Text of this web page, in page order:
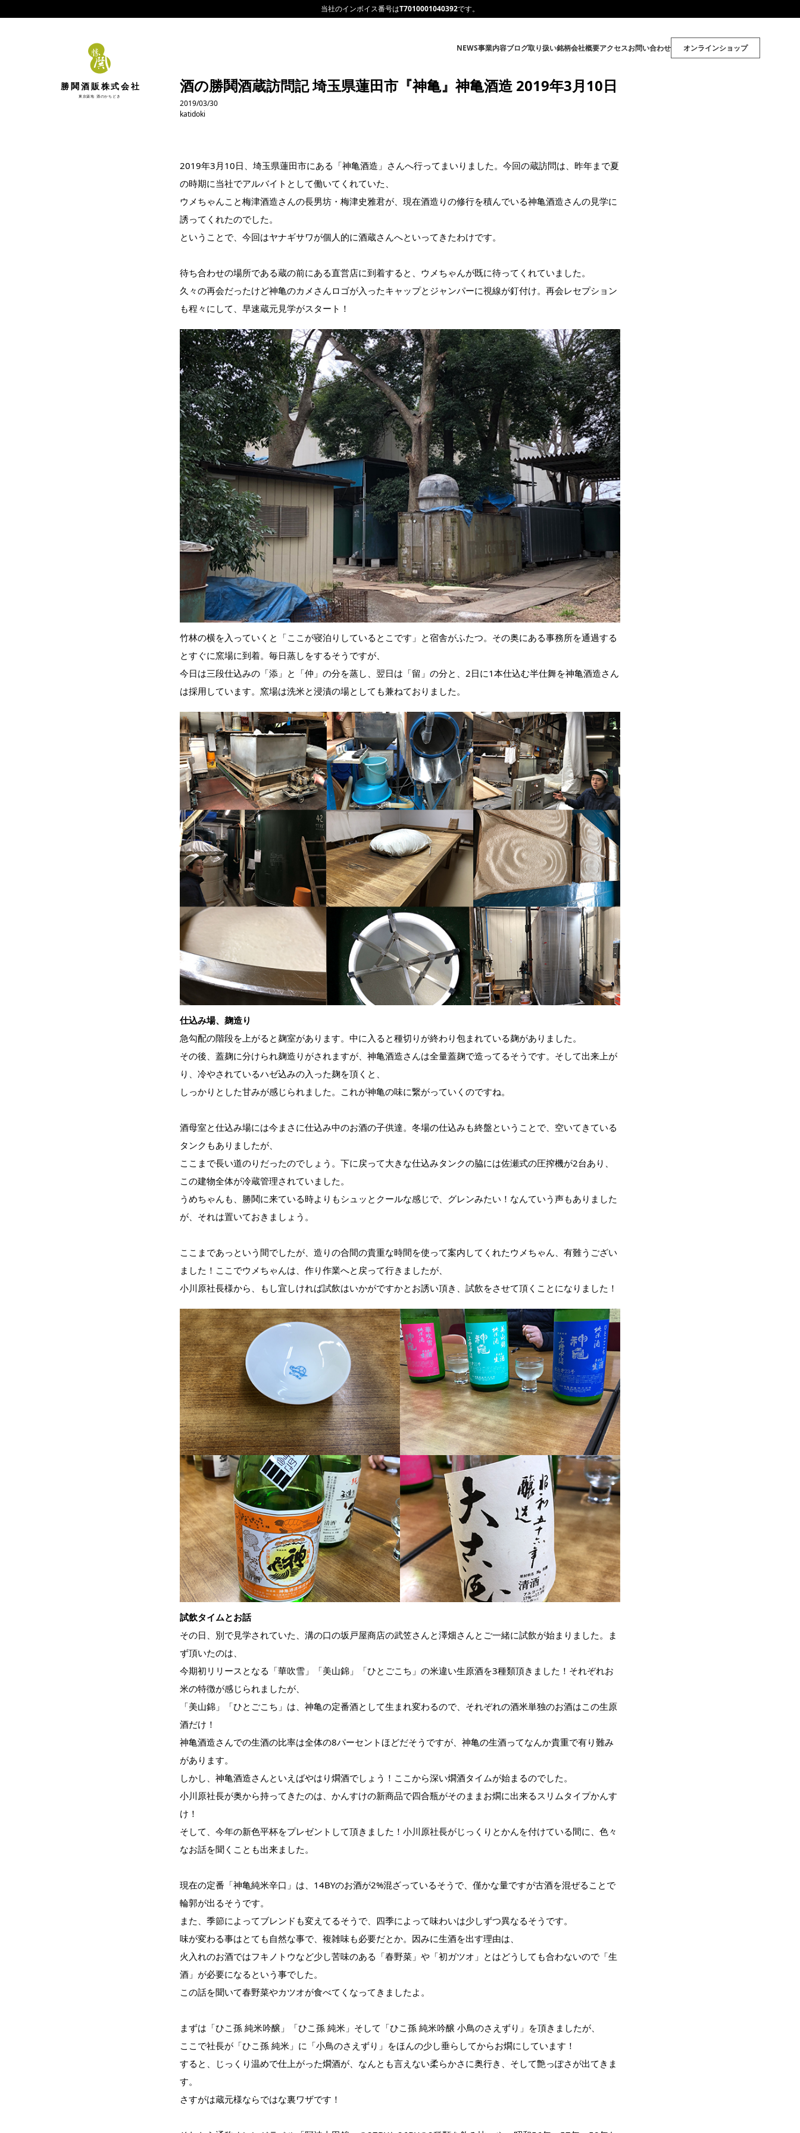
当社のインボイス番号はT7010001040392です。
勝鬨酒販株式会社
東京築地 酒のかちどき
NEWS事業内容ブログ取り扱い銘柄会社概要アクセスお問い合わせ オンラインショップ
酒の勝鬨酒蔵訪問記 埼玉県蓮田市『神亀』神亀酒造 2019年3月10日
2019/03/30
katidoki
2019年3月10日、埼玉県蓮田市にある「神亀酒造」さんへ行ってまいりました。今回の蔵訪問は、昨年まで夏
の時期に当社でアルバイトとして働いてくれていた、
ウメちゃんこと梅津酒造さんの長男坊・梅津史雅君が、現在酒造りの修行を積んでいる神亀酒造さんの見学に
誘ってくれたのでした。
ということで、今回はヤナギサワが個人的に酒蔵さんへといってきたわけです。
待ち合わせの場所である蔵の前にある直営店に到着すると、ウメちゃんが既に待ってくれていました。
久々の再会だったけど神亀のカメさんロゴが入ったキャップとジャンパーに視線が釘付け。再会レセプション
も程々にして、早速蔵元見学がスタート！
竹林の横を入っていくと「ここが寝泊りしているとこです」と宿舎がふたつ。その奥にある事務所を通過する
とすぐに窯場に到着。毎日蒸しをするそうですが、
今日は三段仕込みの「添」と「仲」の分を蒸し、翌日は「留」の分と、2日に1本仕込む半仕舞を神亀酒造さん
は採用しています。窯場は洗米と浸漬の場としても兼ねておりました。
仕込み場、麹造り
急勾配の階段を上がると麹室があります。中に入ると種切りが終わり包まれている麹がありました。
その後、蓋麹に分けられ麹造りがされますが、神亀酒造さんは全量蓋麹で造ってるそうです。そして出来上が
り、冷やされているハゼ込みの入った麹を頂くと、
しっかりとした甘みが感じられました。これが神亀の味に繋がっていくのですね。
酒母室と仕込み場には今まさに仕込み中のお酒の子供達。冬場の仕込みも終盤ということで、空いてきている
タンクもありましたが、
ここまで長い道のりだったのでしょう。下に戻って大きな仕込みタンクの脇には佐瀬式の圧搾機が2台あり、
この建物全体が冷蔵管理されていました。
うめちゃんも、勝鬨に来ている時よりもシュッとクールな感じで、グレンみたい！なんていう声もありました
が、それは置いておきましょう。
ここまであっという間でしたが、造りの合間の貴重な時間を使って案内してくれたウメちゃん、有難うござい
ました！ここでウメちゃんは、作り作業へと戻って行きましたが、
小川原社長様から、もし宜しければ試飲はいかがですかとお誘い頂き、試飲をさせて頂くことになりました！
試飲タイムとお話
その日、別で見学されていた、溝の口の坂戸屋商店の武笠さんと澤畑さんとご一緒に試飲が始まりました。ま
ず頂いたのは、
今期初リリースとなる「華吹雪」「美山錦」「ひとごこち」の米違い生原酒を3種類頂きました！それぞれお
米の特徴が感じられましたが、
「美山錦」「ひとごこち」は、神亀の定番酒として生まれ変わるので、それぞれの酒米単独のお酒はこの生原
酒だけ！
神亀酒造さんでの生酒の比率は全体の8パーセントほどだそうですが、神亀の生酒ってなんか貴重で有り難み
があります。
しかし、神亀酒造さんといえばやはり燗酒でしょう！ここから深い燗酒タイムが始まるのでした。
小川原社長が奥から持ってきたのは、かんすけの新商品で四合瓶がそのままお燗に出来るスリムタイプかんす
け！
そして、今年の新色平杯をプレゼントして頂きました！小川原社長がじっくりとかんを付けている間に、色々
なお話を聞くことも出来ました。
現在の定番「神亀純米辛口」は、14BYのお酒が2%混ざっているそうで、僅かな量ですが古酒を混ぜることで
輪郭が出るそうです。
また、季節によってブレンドも変えてるそうで、四季によって味わいは少しずつ異なるそうです。
味が変わる事はとても自然な事で、複雑味も必要だとか。因みに生酒を出す理由は、
火入れのお酒ではフキノトウなど少し苦味のある「春野菜」や「初ガツオ」とはどうしても合わないので「生
酒」が必要になるという事でした。
この話を聞いて春野菜やカツオが食べてくなってきましたよ。
まずは「ひこ孫 純米吟醸」「ひこ孫 純米」そして「ひこ孫 純米吟醸 小鳥のさえずり」を頂きましたが、
ここで社長が「ひこ孫 純米」に「小鳥のさえずり」をほんの少し垂らしてからお燗にしています！
すると、じっくり温めで仕上がった燗酒が、なんとも言えない柔らかさに奥行き、そして艶っぽさが出てきま
す。
さすがは蔵元様ならではな裏ワザです！